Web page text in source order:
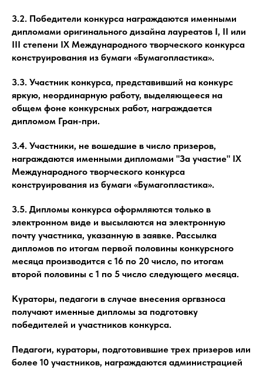
3.2. Победители конкурса награждаются именными
дипломами оригинального дизайна лауреатов I, II или
III степени IX Международного творческого конкурса
конструирования из бумаги «Бумагопластика».
3.3. Участник конкурса, представивший на конкурс
яркую, неординарную работу, выделяющееся на
общем фоне конкурсных работ, награждается
дипломом Гран-при.
3.4. Участники, не вошедшие в число призеров,
награждаются именными дипломами "За участие" IX
Международного творческого конкурса
конструирования из бумаги «Бумагопластика».
3.5. Дипломы конкурса оформляются только в
электронном виде и высылаются на электронную
почту участника, указанную в заявке. Рассылка
дипломов по итогам первой половины конкурсного
месяца производится с 16 по 20 число, по итогам
второй половины с 1 по 5 число следующего месяца.
Кураторы, педагоги в случае внесения оргвзноса
получают именные дипломы за подготовку
победителей и участников конкурса.
Педагоги, кураторы, подготовившие трех призеров или
более 10 участников, награждаются администрацией